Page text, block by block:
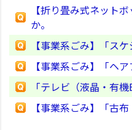
【折り畳み式ネット
か。
【事業系ごみ】「ス
【事業系ごみ】「ヘ
「テレビ（液晶・有
【事業系ごみ】「古